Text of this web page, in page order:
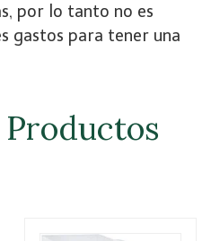
por lo tanto no es
gastos para tener una